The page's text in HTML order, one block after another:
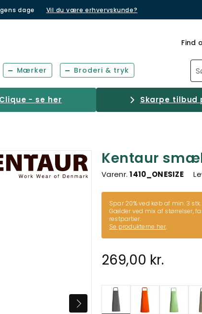
dage Vil du være erhvervskunde?
Find
Mærker Broderi & tryk
- se her Skarpe tilbud
Kentaur
Varenr.1410_ONESIZE
Spar 20% ved køb af min. 3 stk.
Gælder ved mix af størrelser,
restpartier.
Se produkterne her.
269,00 kr.